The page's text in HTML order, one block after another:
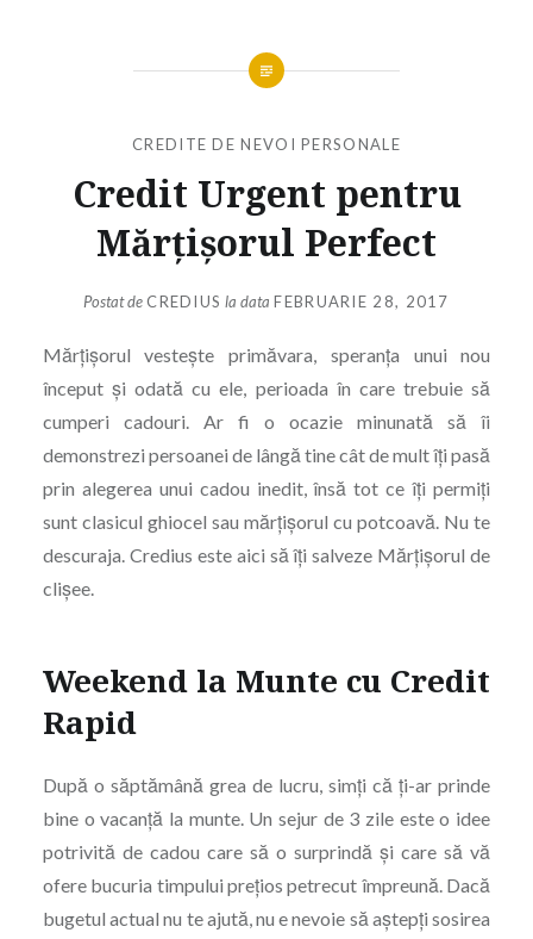
CREDITE DE NEVOI PERSONALE
Credit Urgent pentru
Mărțișorul Perfect
Postat de CREDIUS la dataFEBRUARIE 28, 2017
Mărțișorul vestește primăvara, speranța unui nou
început și odată cu ele, perioada în care trebuie să
cumperi cadouri. Ar fi o ocazie minunată să îi
demonstrezi persoanei de lângă tine cât de mult îți pasă
prin alegerea unui cadou inedit, însă tot ce îți permiți
sunt clasicul ghiocel sau mărțișorul cu potcoavă. Nu te
descuraja. Credius este aici să îți salveze Mărțișorul de
clișee.
Weekend la Munte cu Credit
Rapid
După o săptămână grea de lucru, simți că ți-ar prinde
bine o vacanță la munte. Un sejur de 3 zile este o idee
potrivită de cadou care să o surprindă și care să vă
ofere bucuria timpului prețios petrecut împreună. Dacă
bugetul actual nu te ajută, nu e nevoie să aștepți sosirea